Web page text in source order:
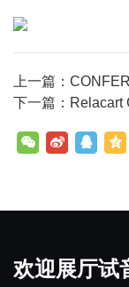
上一篇：
下一篇：Relacart
欢迎展厅试